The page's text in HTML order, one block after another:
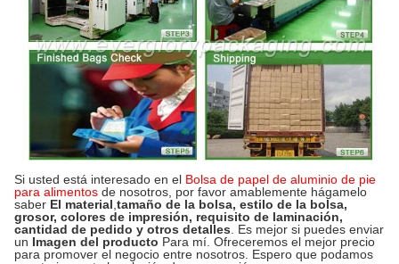
Si usted está interesado en el Bolsa de papel de aluminio de pie
para alimentos de nosotros, por favor amablemente hágamelo
saber El material tamaño de la bolsa, estilo de la bolsa,
grosor, colores de impresión, requisito de laminación,
cantidad de pedido y otros detalles . Es mejor si puedes enviar
un Imagen del producto Para mí. Ofreceremos el mejor precio
para promover el negocio entre nosotros. Espero que podamos